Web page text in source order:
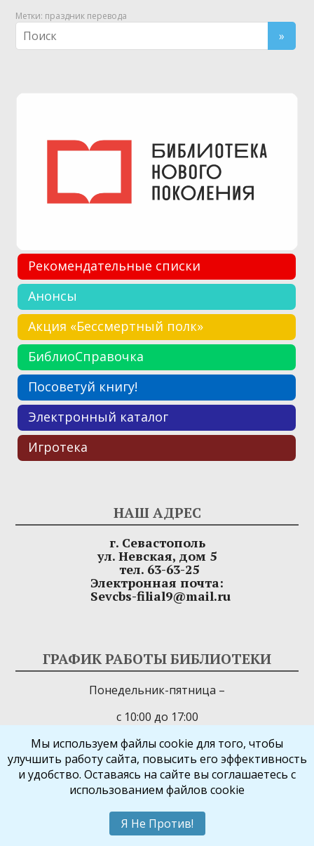
Метки: праздник перевода
Рекомендательные списки
Анонсы
Акция «Бессмертный полк»
БиблиоСправочка
Посоветуй книгу!
Электронный каталог
Игротека
НАШ АДРЕС
г. Севастополь
ул. Невская, дом 5
тел. 63-63-25
Электронная почта:
Sevcbs-filial9@mail.ru
ГРАФИК РАБОТЫ БИБЛИОТЕКИ
Понедельник-пятница –
с 10:00 до 17:00
Воскресенье – с 9:00 до 16:00
(в летний период – выходной)
Суббота – выходной день
Последний день месяца – санитарный день
Мы используем файлы cookie для того, чтобы
улучшить работу сайта, повысить его эффективность
и удобство. Оставаясь на сайте вы соглашаетесь с
использованием файлов cookie
Я Не Против!